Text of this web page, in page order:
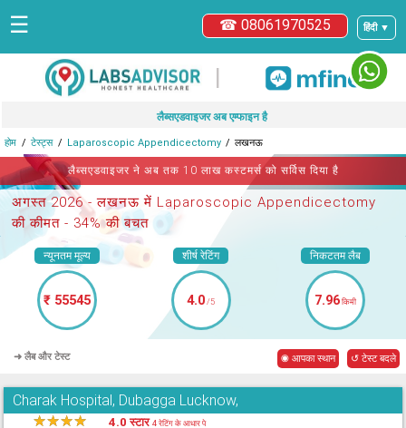
हिंदी ▼
☎ 08061970525
☰
|
लैब्सएडवाइजर अब एम्फाइन है
होम टेस्ट्स Laparoscopic Appendicectomy लखनऊ
लैब्सएडवाइजर ने अब तक 10 लाख कस्टमर्स को सर्विस दिया है
अगस्त 2026 -लखनऊ में Laparoscopic Appendicectomy
की कीमत - 34% की बचत
न्यूनतम मूल्य
₹ 55545
शीर्ष रेटिंग
4.0/5
निकटतम लैब
7.96किमी
➜ लैब और टेस्ट ◉ आपका स्थान ↺ टेस्ट बदले
Charak Hospital, Dubagga Lucknow,
★★★★ 4.0 स्टार4 रेटिंग के आधार पे